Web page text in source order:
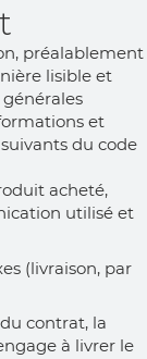
préalablement
lisible et
et
suivants du code
acheté,
utilisé et
(livraison, par
contrat, la
à livrer le